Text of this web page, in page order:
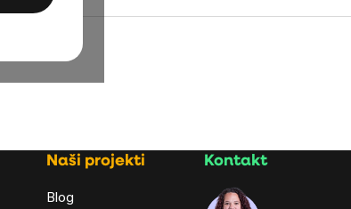
Naši projekti
Blog
Kontakt